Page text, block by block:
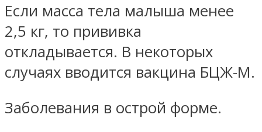
Если масса тела малыша менее
2,5 кг, то прививка
откладывается. В некоторых
случаях вводится вакцина БЦЖ-М.
Заболевания в острой форме.